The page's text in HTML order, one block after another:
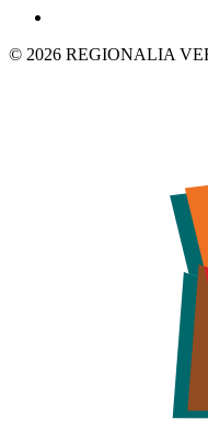
© 2026 REGIONALIA